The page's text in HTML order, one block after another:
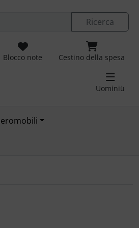
Ricerca
Blocco note Cestino della spesa
Uominiü